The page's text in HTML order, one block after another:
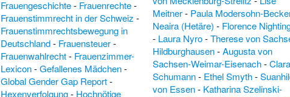
Frauengeschichte- Frauenrechte-
Frauenstimmrecht in der Schweiz -
Frauenstimmrechtsbewegung in
Deutschland- Frauensteuer-
Frauenwahlrecht- Frauenzimmer-
Lexicon-Gefallenes Mädchen-
Global Gender Gap Report-
Hexenverfolgung- Hochnötige
Meitner- Paula Modersohn-
Neaira (Hetäre) - Florence
- Laura Nyro-Therese von
Hildburghausen-Augusta von
Sachsen-Weimar-Eisenach-Clara
Schumann- Ethel Smyth-
von Essen- Katharina Szelinski-